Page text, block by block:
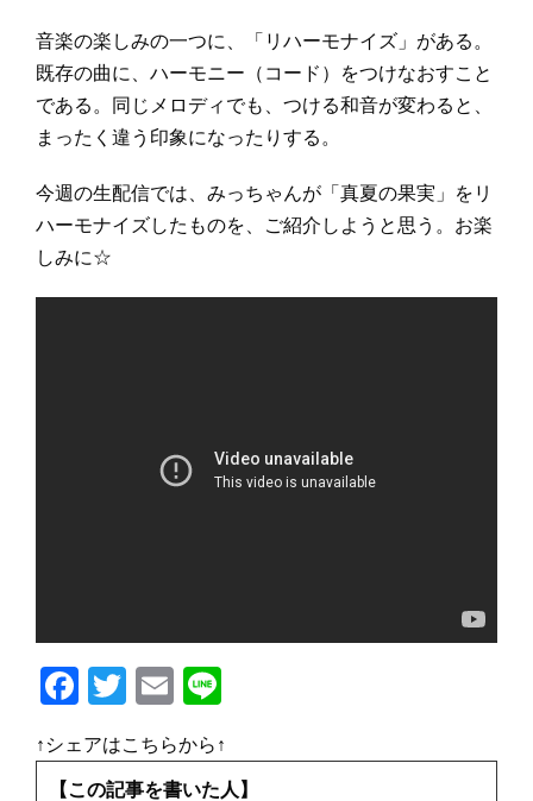
音楽の楽しみの一つに、「リハーモナイズ」がある。
既存の曲に、ハーモニー（コード）をつけなおすこと
である。同じメロディでも、つける和音が変わると、
まったく違う印象になったりする。
今週の生配信では、みっちゃんが「真夏の果実」をリ
ハーモナイズしたものを、ご紹介しようと思う。お楽
しみに☆
F
c
T
w
it
E
m
ai e
↑シェアはこちらから↑
【この記事を書いた人】